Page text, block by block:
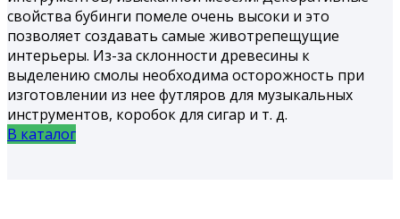
свойства бубинги помеле очень высоки и это
позволяет создавать самые животрепещущие
интерьеры. Из-за склонности древесины к
выделению смолы необходима осторожность при
изготовлении из нее футляров для музыкальных
инструментов, коробок для сигар и т. д.
В каталог